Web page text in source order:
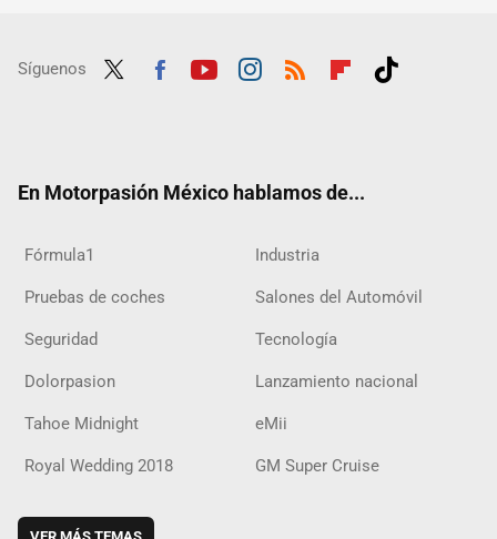
Síguenos
En Motorpasión México hablamos de...
Fórmula1 Industria
Pruebas de coches Salones del Automóvil
Seguridad Tecnología
Dolorpasion Lanzamiento nacional
Tahoe Midnight eMii
Royal Wedding 2018 GM Super Cruise